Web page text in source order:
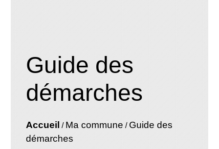
Guide des
démarches
Accueil / Ma commune / Guide des
démarches